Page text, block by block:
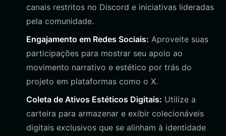
canais restritos no Discord e iniciativas lideradas
pela comunidade.
Engajamento em Redes Sociais: Aproveite suas
participações para mostrar seu apoio ao
movimento narrativo e estético por trás do
projeto em plataformas como o X.
Coleta de Ativos Estéticos Digitais: Utilize a
carteira para armazenar e exibir colecionáveis
digitais exclusivos que se alinham à identidade